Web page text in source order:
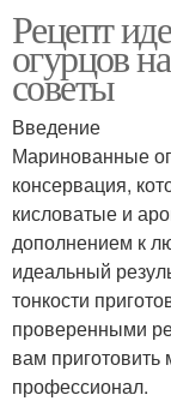
Рецепт
огурцов
советы
Введение
Маринованные
консервация,
кисловатые и
дополнением к
идеальный
тонкости
проверенными
вам
профессионал.